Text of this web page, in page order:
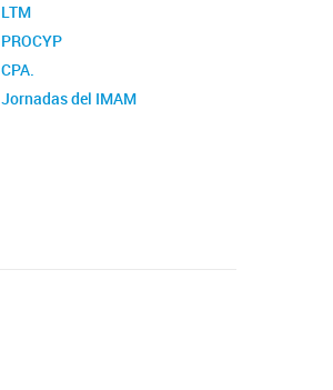
LTM
PROCYP
CPA.
Jornadas del IMAM